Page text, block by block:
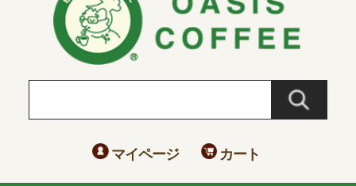
マイページ カート